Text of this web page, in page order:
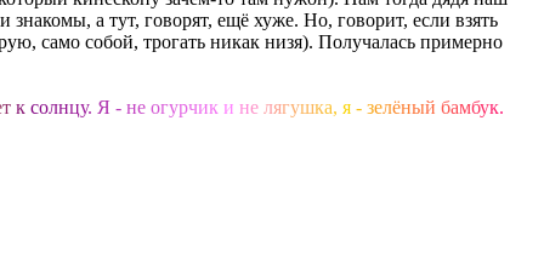
а тут, говорят, ещё хуже. Но, говорит, если взять
само собой, трогать никак низя). Получалась примерно
т к солнцу. Я - не огурчик и не лягушка, я - зелёный бамбук.